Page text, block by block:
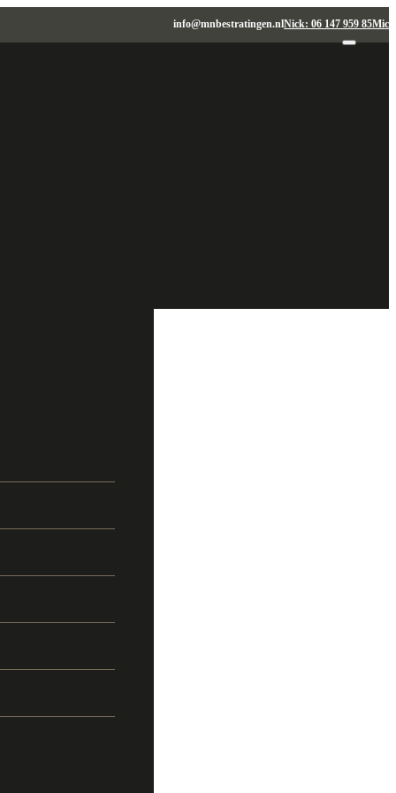
info@mnbestratingen.nlNick: 06 147 959 85